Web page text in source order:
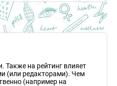
Также на рейтинг влияет
(или редакторами). Чем
(например на